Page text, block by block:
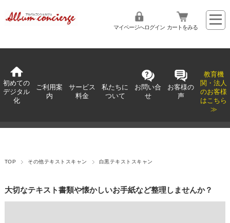
マイページへログイン カートをみる
初めての
デジタル
化
ご利用案
内
サービス
料金
私たちに
ついて
お問い合
せ
お客様の
声
教育機
関・法人
のお客様
はこちら
≫
TOP その他テキストスキャン 白黒テキストスキャン
大切なテキスト書類や懐かしいお手紙など整理しませんか？